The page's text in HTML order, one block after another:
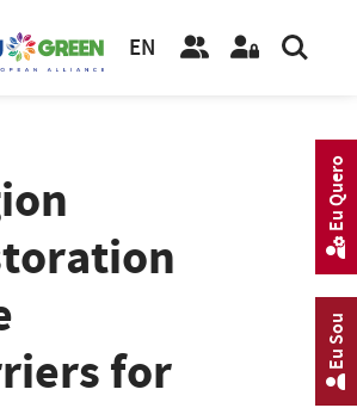
EN
for
Eu Sou
Eu Quero